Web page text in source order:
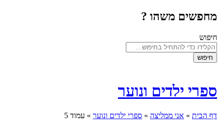
מחפשים משהו ?
חיפוש
חיפוש
ספרי ילדים ונוער
דף הבית » אני ממליצה » ספרי ילדים ונוער » עמוד 5